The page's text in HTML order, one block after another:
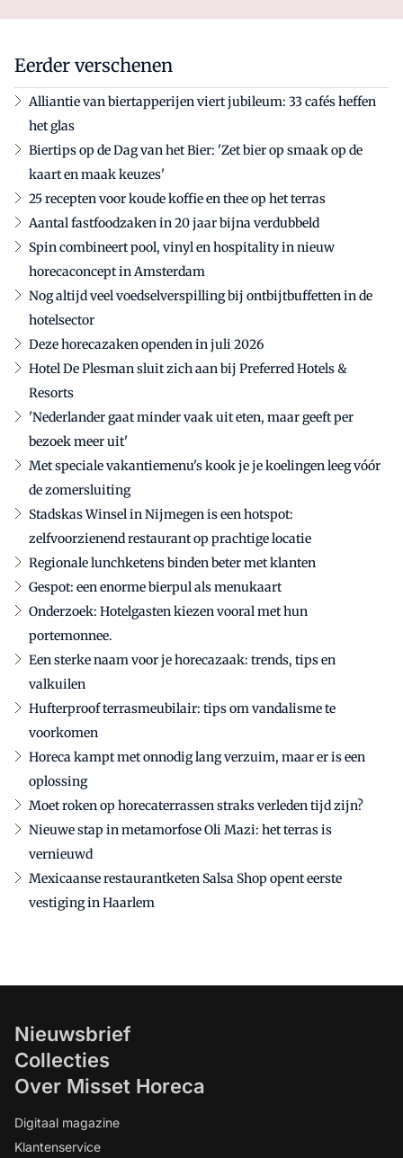
Eerder verschenen
Alliantie van biertapperijen viert jubileum: 33 cafés heffen
het glas
Biertips op de Dag van het Bier: 'Zet bier op smaak op de
kaart en maak keuzes'
25 recepten voor koude koffie en thee op het terras
Aantal fastfoodzaken in 20 jaar bijna verdubbeld
Spin combineert pool, vinyl en hospitality in nieuw
horecaconcept in Amsterdam
Nog altijd veel voedselverspilling bij ontbijtbuffetten in de
hotelsector
Deze horecazaken openden in juli 2026
Hotel De Plesman sluit zich aan bij Preferred Hotels &
Resorts
'Nederlander gaat minder vaak uit eten, maar geeft per
bezoek meer uit'
Met speciale vakantiemenu's kook je je koelingen leeg vóór
de zomersluiting
Stadskas Winsel in Nijmegen is een hotspot:
zelfvoorzienend restaurant op prachtige locatie
Regionale lunchketens binden beter met klanten
Gespot: een enorme bierpul als menukaart
Onderzoek: Hotelgasten kiezen vooral met hun
portemonnee.
Een sterke naam voor je horecazaak: trends, tips en
valkuilen
Hufterproof terrasmeubilair: tips om vandalisme te
voorkomen
Horeca kampt met onnodig lang verzuim, maar er is een
oplossing
Moet roken op horecaterrassen straks verleden tijd zijn?
Nieuwe stap in metamorfose Oli Mazi: het terras is
vernieuwd
Mexicaanse restaurantketen Salsa Shop opent eerste
vestiging in Haarlem
Nieuwsbrief
Collecties
Over Misset Horeca
Digitaal magazine
Klantenservice